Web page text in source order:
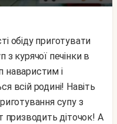
курячої печінки в
наваристим і
всій родині! Навіть
супу з
призводить діточок! А